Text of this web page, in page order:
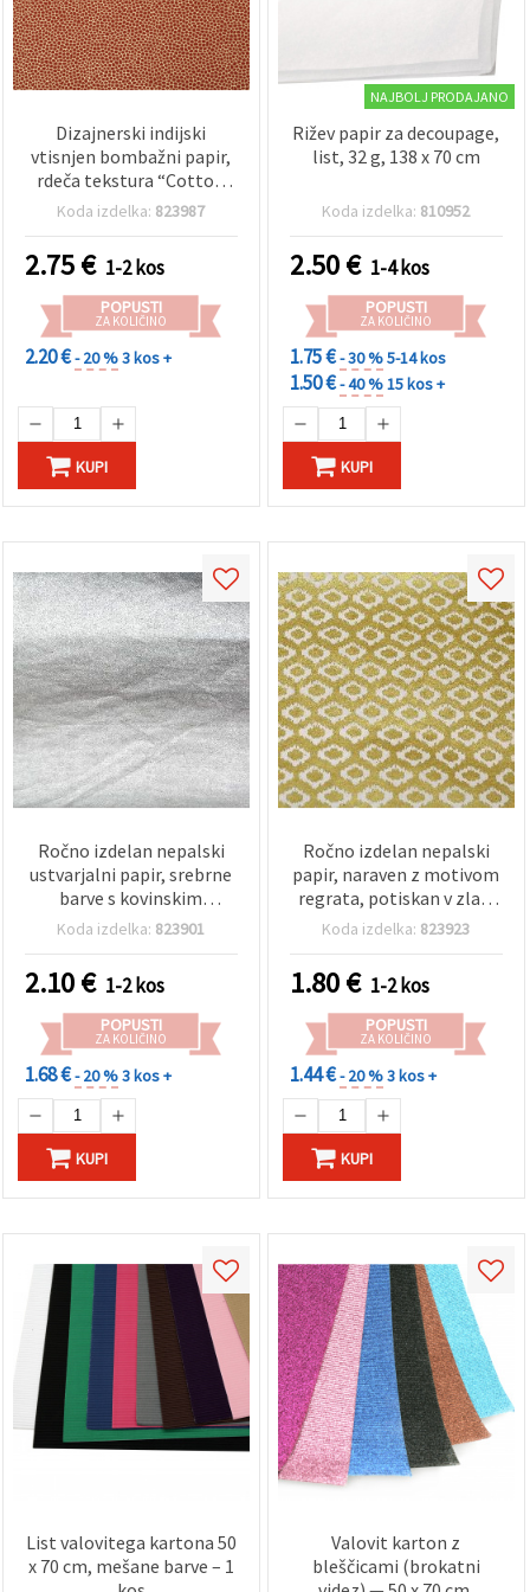
Dizajnerski indijski
vtisnjen bombažni papir,
rdeča tekstura “Cotton
Skin“, 120 g/m², list 56×76
izdelavo voščilnic, vabila
in DIY projekte — HP56
Koda izdelka: 823987
2.75€ 1-2 kos
POPUSTI
ZA KOLIČINO
2.20 €- 20 %3 kos +
KUPI
NAJBOLJ PRODAJANO
Rižev papir za decoupage,
list, 32 g, 138 x 70 cm
Koda izdelka: 810952
2.50€ 1-4 kos
POPUSTI
ZA KOLIČINO
1.75 €- 30 %5-14 kos
1.50 €- 40 %15 kos +
KUPI
Ročno izdelan nepalski
ustvarjalni papir, srebrne
barve s kovinskim
videzom, 60 g/m², list 50
scrapbooking, origami,
izdelavo voščilnic,
dekupaž, darilno zavijanje
Koda izdelka: 823901
2.10€ 1-2 kos
POPUSTI
ZA KOLIČINO
1.68 €- 20 %3 kos +
KUPI
Ročno izdelan nepalski
papir, naraven z motivom
regrata, potiskan v zlati
barvi, 60 g, 50 × 76 cm – 1
Koda izdelka: 823923
1.80€ 1-2 kos
POPUSTI
ZA KOLIČINO
1.44 €- 20 %3 kos +
KUPI
List valovitega kartona 50
x 70 cm, mešane barve – 1
Valovit karton z
bleščicami (brokatni